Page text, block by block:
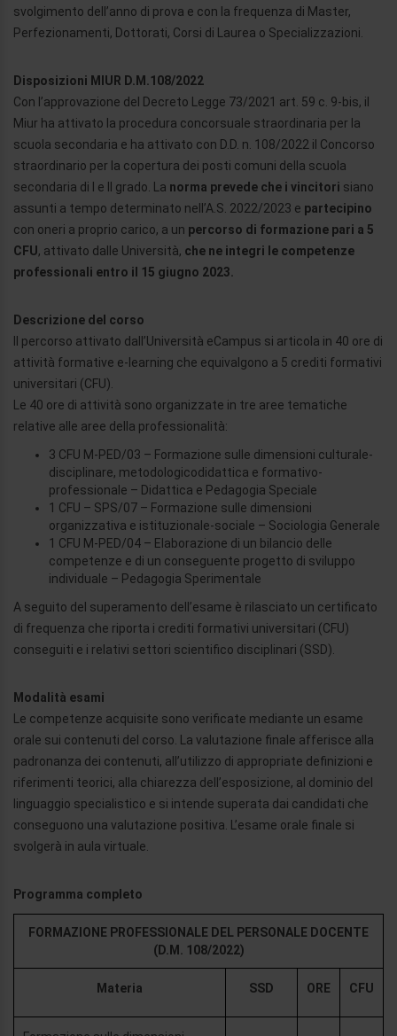
svolgimento dell’anno di prova e con la frequenza di Master,
Perfezionamenti, Dottorati, Corsi di Laurea o Specializzazioni.
Disposizioni MIUR D.M.108/2022
Con l’approvazione del Decreto Legge 73/2021 art. 59 c. 9-bis, il
Miur ha attivato la procedura concorsuale straordinaria per la
scuola secondaria e ha attivato con D.D. n. 108/2022 il Concorso
straordinario per la copertura dei posti comuni della scuola
secondaria di I e II grado. La norma prevede che i vincitori siano
assunti a tempo determinato nell’A.S. 2022/2023 e partecipino
con oneri a proprio carico, a un percorso di formazione pari a 5
CFU, attivato dalle Università, che ne integri le competenze
professionali entro il 15 giugno 2023.
Descrizione del corso
Il percorso attivato dall’Università eCampus si articola in 40 ore di
attività formative e-learning che equivalgono a 5 crediti formativi
universitari (CFU).
Le 40 ore di attività sono organizzate in tre aree tematiche
relative alle aree della professionalità:
3 CFU M-PED/03 – Formazione sulle dimensioni culturale-
disciplinare, metodologicodidattica e formativo-
professionale – Didattica e Pedagogia Speciale
1 CFU – SPS/07 – Formazione sulle dimensioni
organizzativa e istituzionale-sociale – Sociologia Generale
1 CFU M-PED/04 – Elaborazione di un bilancio delle
competenze e di un conseguente progetto di sviluppo
individuale – Pedagogia Sperimentale
A seguito del superamento dell’esame è rilasciato un certificato
di frequenza che riporta i crediti formativi universitari (CFU)
conseguiti e i relativi settori scientifico disciplinari (SSD).
Modalità esami
Le competenze acquisite sono verificate mediante un esame
orale sui contenuti del corso. La valutazione finale afferisce alla
padronanza dei contenuti, all’utilizzo di appropriate definizioni e
riferimenti teorici, alla chiarezza dell’esposizione, al dominio del
linguaggio specialistico e si intende superata dai candidati che
conseguono una valutazione positiva. L’esame orale finale si
svolgerà in aula virtuale.
Programma completo
FORMAZIONE PROFESSIONALE DEL PERSONALE DOCENTE
(D.M. 108/2022)
Materia SSD ORE CFU